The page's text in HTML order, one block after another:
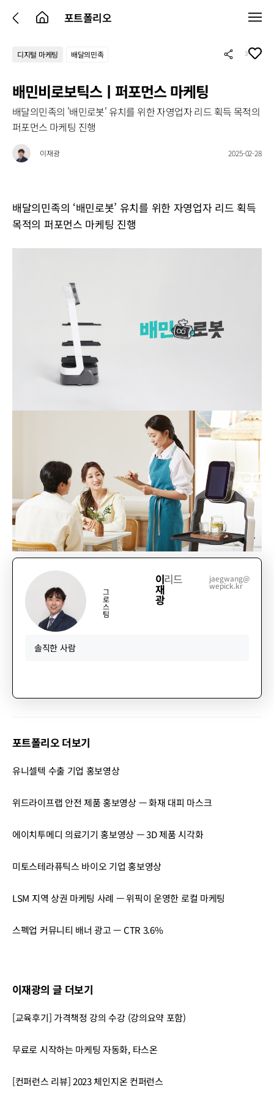
포트폴리오
디지털 마케팅 배달의민족 3
배민비로보틱스ㅣ퍼포먼스 마케팅
배달의민족의 '배민로봇' 유치를 위한 자영업자 리드 획득 목적의
퍼포먼스 마케팅 진행
이재광 2025-02-28
배달의민족의 ‘배민로봇’ 유치를 위한 자영업자 리드 획득
목적의 퍼포먼스 마케팅 진행
그
로
스
팀
이
재
광
리드 jaegwang@
wepick.kr
솔직한 사람
이재광의 글 더보기
[교육후기] 가격책정 강의 수강 (강의요약 포함)
무료로 시작하는 마케팅 자동화, 타스온
[컨퍼런스 리뷰] 2023 체인지온 컨퍼런스
포트폴리오 더보기
유니셀텍 수출 기업 홍보영상
위드라이프랩 안전 제품 홍보영상 — 화재 대피 마스크
에이치투메디 의료기기 홍보영상 — 3D 제품 시각화
미토스테라퓨틱스 바이오 기업 홍보영상
LSM 지역 상권 마케팅 사례 — 위픽이 운영한 로컬 마케팅
스펙업 커뮤니티 배너 광고 — CTR 3.6%